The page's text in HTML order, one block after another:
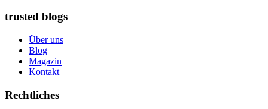
trusted blogs
Über uns
Blog
Magazin
Kontakt
Rechtliches